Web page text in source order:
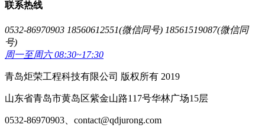
联系热线
0532-86970903 18560612551(微信同号) 18561519087(微信同
号)
周一至周六 08:30~17:30
青岛炬荣工程科技有限公司 版权所有 2019
山东省青岛市黄岛区紫金山路117号华林广场15层
0532-86970903、contact@qdjurong.com